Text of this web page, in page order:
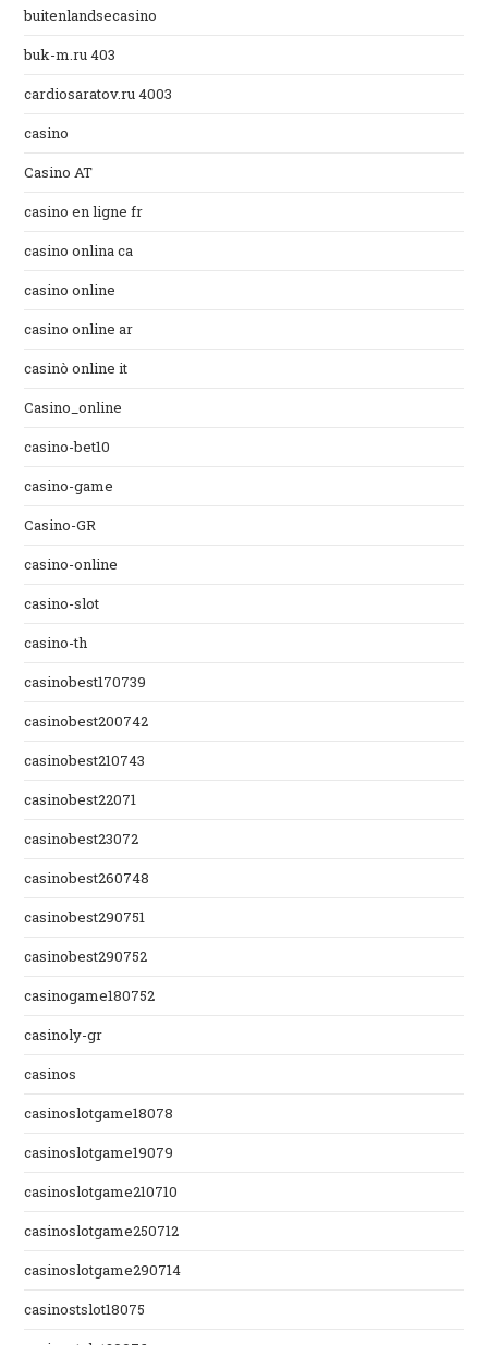
buitenlandsecasino
buk-m.ru 403
cardiosaratov.ru 4003
casino
Casino AT
casino en ligne fr
casino onlina ca
casino online
casino online ar
casinò online it
Casino_online
casino-bet10
casino-game
Casino-GR
casino-online
casino-slot
casino-th
casinobest170739
casinobest200742
casinobest210743
casinobest22071
casinobest23072
casinobest260748
casinobest290751
casinobest290752
casinogame180752
casinoly-gr
casinos
casinoslotgame18078
casinoslotgame19079
casinoslotgame210710
casinoslotgame250712
casinoslotgame290714
casinostslot18075